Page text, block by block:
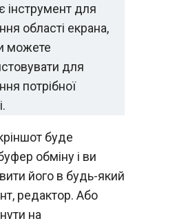
інструмент для
області екрана,
можете
для
потрібної
буде
обміну і ви
його в будь-який
редактор. Або
на